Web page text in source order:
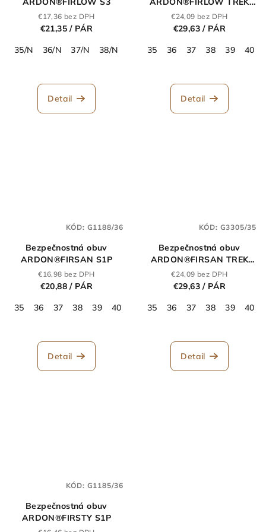
€17,36 bez DPH
€21,35/ PÁR
35/N
36/N 37/N 38/N 40/N 41/N 42/N 43/N
Detail
S1P
€24,09 bez DPH
€29,63/ PÁR
35
36 37 38 39 40
Detail
Bezpečnostná obuv
ARDON®FIRSAN S1P
€16,98 bez DPH
€20,88/ PÁR
35
36 37 38 39 40 42 43 44 45 46 47
Detail
KÓD: G1188/36
Bezpečnostná obuv
ARDON®FIRSAN TREK
S1P
€24,09 bez DPH
€29,63/ PÁR
35
36 37 38 39 40
Detail
KÓD: G3305/35
Bezpečnostná obuv
ARDON®FIRSTY S1P
KÓD: G1185/36